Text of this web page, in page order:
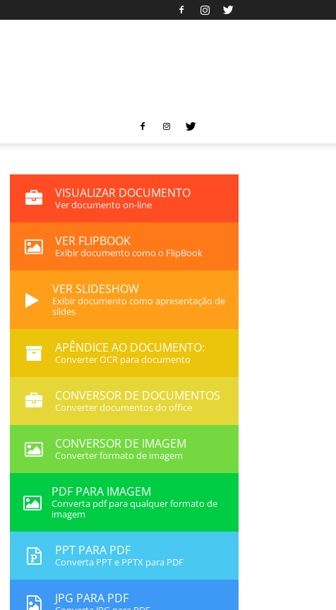
VISUALIZAR DOCUMENTO
Ver documento on-line
VER FLIPBOOK
Exibir documento como o FlipBook
VER SLIDESHOW
Exibir documento como apresentação de
slides
APÊNDICE AO DOCUMENTO:
Converter OCR para documento
CONVERSOR DE DOCUMENTOS
Converter documentos do office
CONVERSOR DE IMAGEM
Converter formato de imagem
PDF PARA IMAGEM
Converta pdf para qualquer formato de
imagem
PPT PARA PDF
Converta PPT e PPTX para PDF
JPG PARA PDF